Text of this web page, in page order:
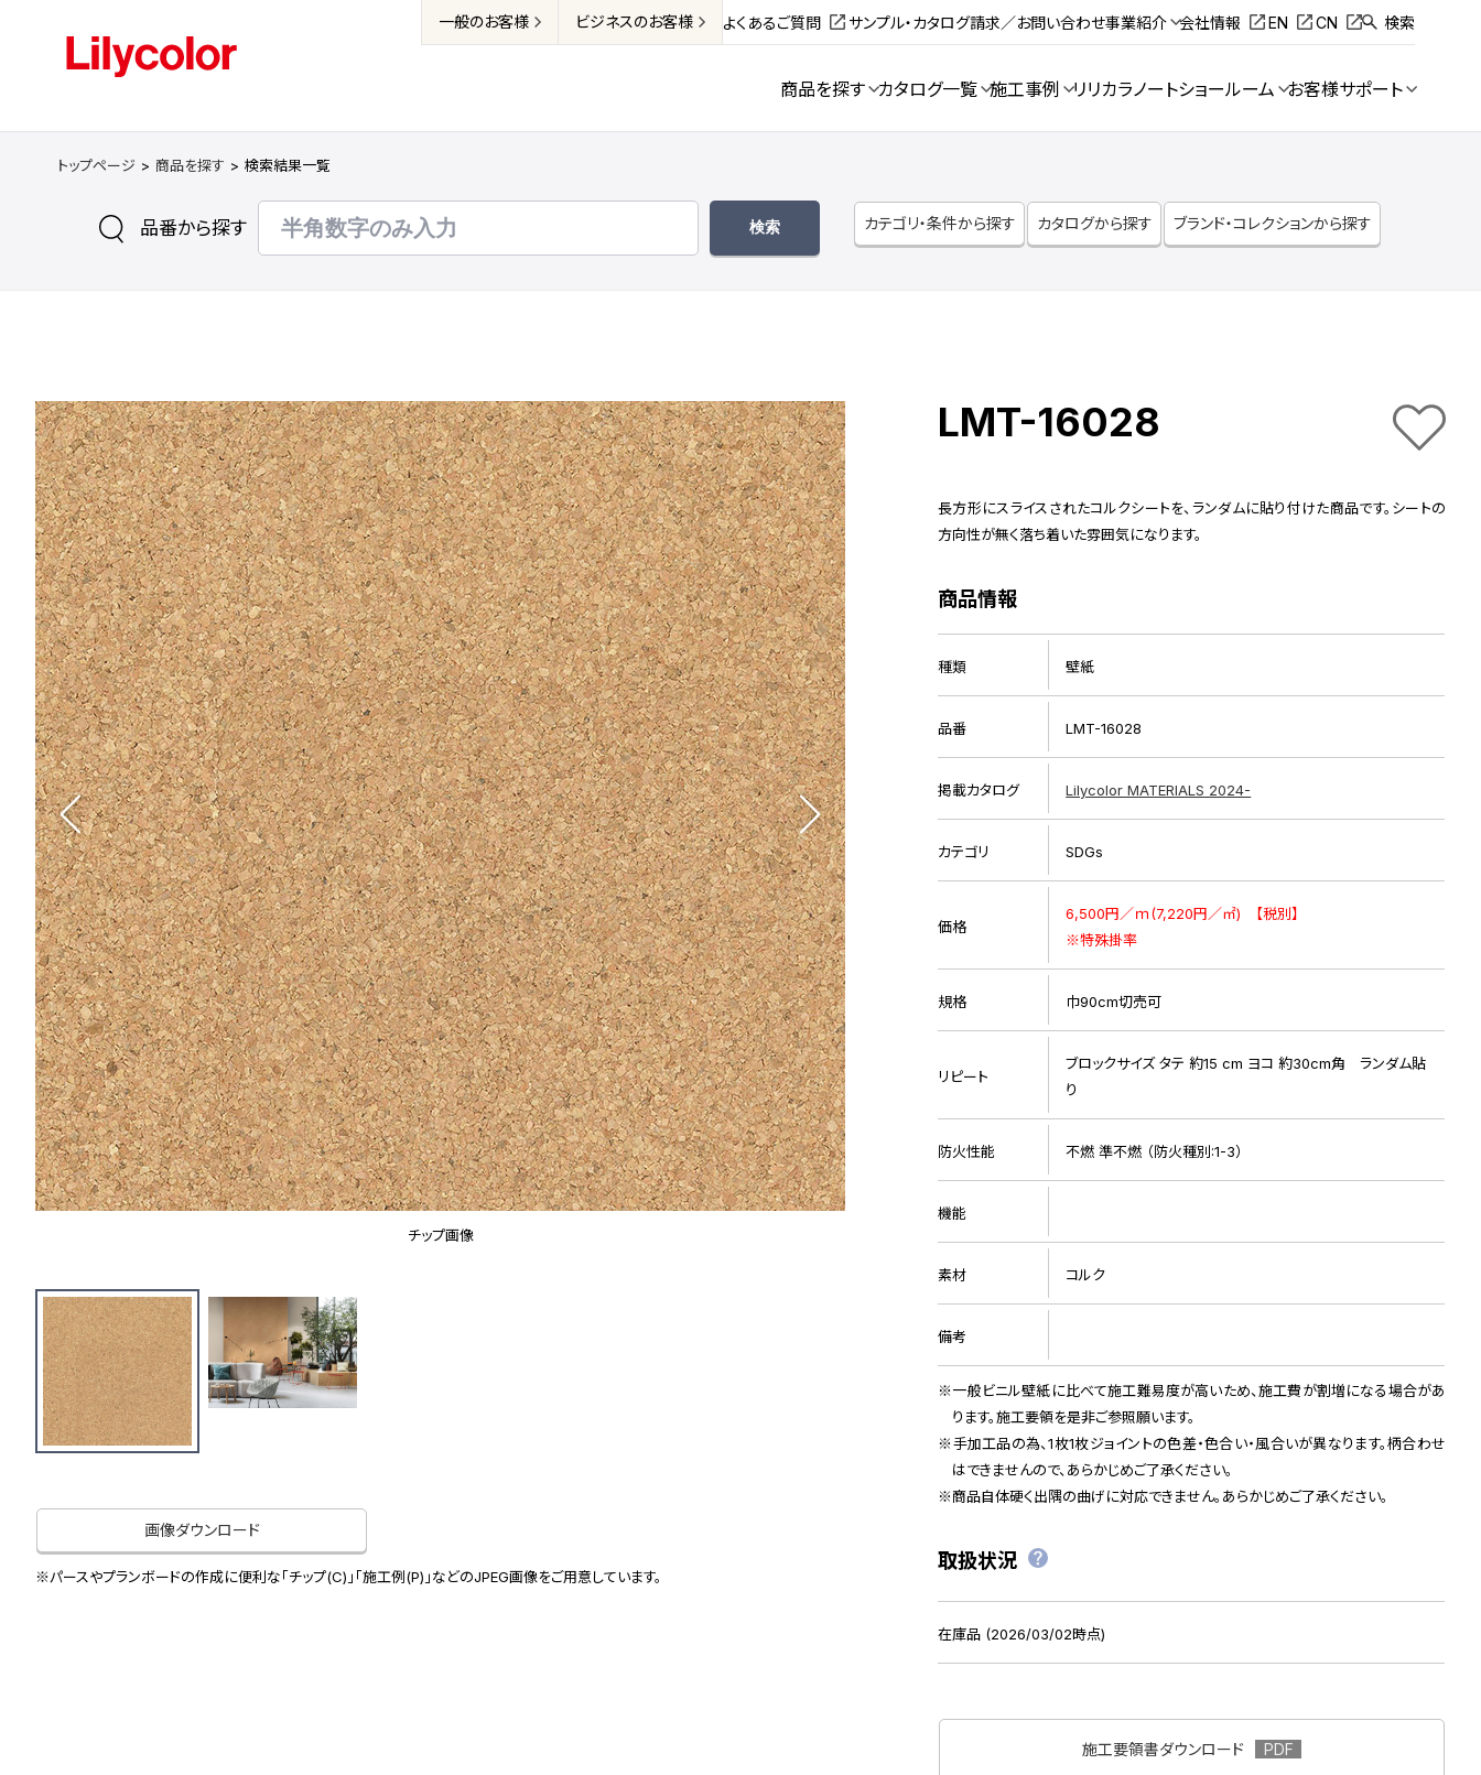
一般のお客様 ビジネスのお客様 よくあるご質問 サンプル・カタログ請求／お問い合わせ事業紹介 会社情報 EN CN 検索
商品を探す カタログ一覧 施工事例 リリカラノートショールーム お客様サポート
トップページ 商品を探す 検索結果一覧
品番から探す カテゴリ・条件から探す カタログから探す ブランド・コレクションから探す
チップ画像
施工例画像 1
画像ダウンロード
※パースやプランボードの作成に便利な「チップ(C)」「施工例(P)」などのJPEG画像をご用意しています。
LMT-16028
長方形にスライスされたコルクシートを、ランダムに貼り付けた商品です。シートの
方向性が無く落ち着いた雰囲気になります。
商品情報
種類 壁紙
品番 LMT-16028
掲載カタログ Lilycolor MATERIALS 2024-
カテゴリ SDGs
価格
6,500円／ｍ(7,220円／㎡) 【税別】
※特殊掛率
規格 巾90cm切売可
リピート
ブロックサイズ タテ 約15 cm ヨコ 約30cm角 ランダム貼
り
防火性能 不燃 準不燃 （防火種別:1-3）
機能
素材 コルク
備考
一般ビニル壁紙に比べて施工難易度が高いため、施工費が割増になる場合があ
ります。施工要領を是非ご参照願います。
手加工品の為、1枚1枚ジョイントの色差・色合い・風合いが異なります。柄合わせ
はできませんので、あらかじめご了承ください。
商品自体硬く出隅の曲げに対応できません。あらかじめご了承ください。
取扱状況
在庫品 (2026/03/02時点)
施工要領書ダウンロード